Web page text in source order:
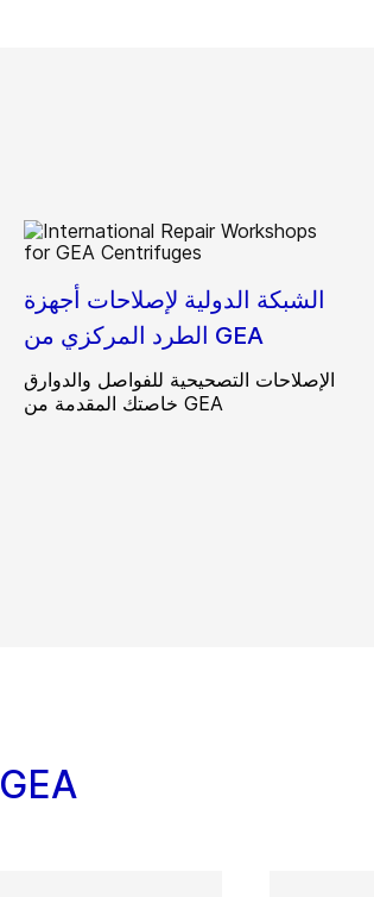
الشبكة الدولية لإصلاحات أجهزة
الطرد المركزي من GEA
الإصلاحات التصحيحية للفواصل والدوارق
خاصتك المقدمة من GEA
رؤى GEA